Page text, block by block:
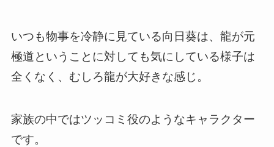
いつも物事を冷静に見ている向日葵は、龍が元
極道ということに対しても気にしている様子は
全くなく、むしろ龍が大好きな感じ。
家族の中ではツッコミ役のようなキャラクター
です。